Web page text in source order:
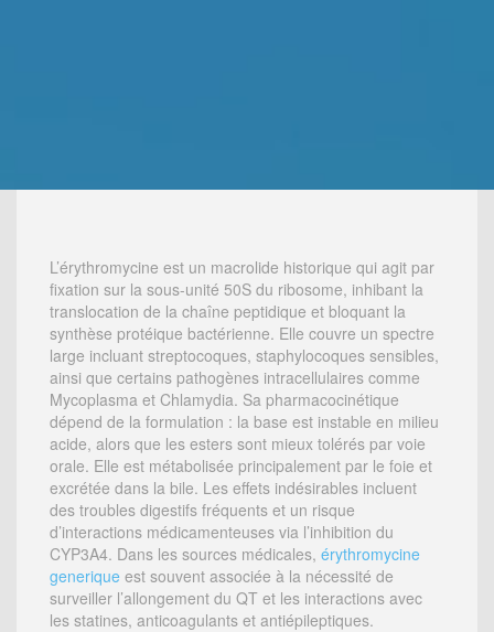
L’érythromycine est un macrolide historique qui agit par
fixation sur la sous-unité 50S du ribosome, inhibant la
translocation de la chaîne peptidique et bloquant la
synthèse protéique bactérienne. Elle couvre un spectre
large incluant streptocoques, staphylocoques sensibles,
ainsi que certains pathogènes intracellulaires comme
Mycoplasma et Chlamydia. Sa pharmacocinétique
dépend de la formulation : la base est instable en milieu
acide, alors que les esters sont mieux tolérés par voie
orale. Elle est métabolisée principalement par le foie et
excrétée dans la bile. Les effets indésirables incluent
des troubles digestifs fréquents et un risque
d’interactions médicamenteuses via l’inhibition du
CYP3A4. Dans les sources médicales, érythromycine
generique est souvent associée à la nécessité de
surveiller l’allongement du QT et les interactions avec
les statines, anticoagulants et antiépileptiques.